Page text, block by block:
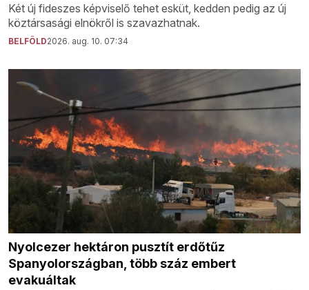
Két új fideszes képviselő tehet esküt, kedden pedig az új
köztársasági elnökről is szavazhatnak.
BELFÖLD2026. aug. 10. 07:34
Nyolcezer hektáron pusztít erdőtűz
Spanyolországban, több száz embert
evakuáltak